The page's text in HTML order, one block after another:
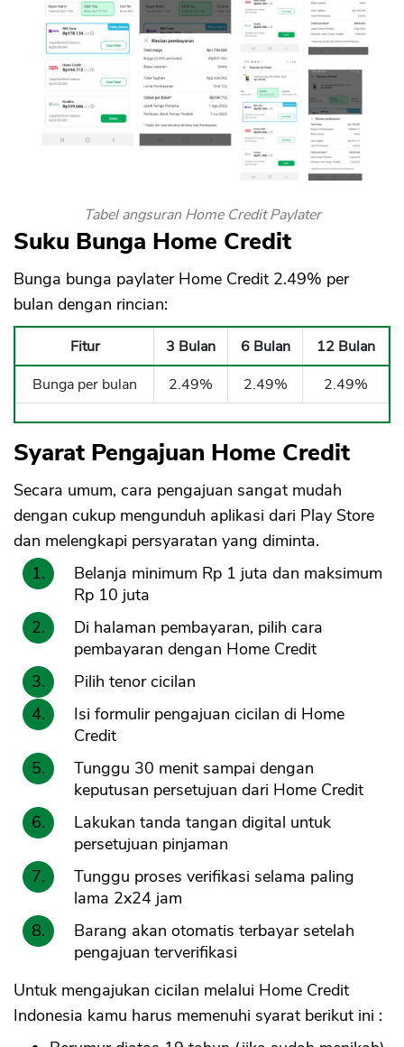
Tabel angsuran Home Credit Paylater
Suku Bunga Home Credit
Bunga bunga paylater Home Credit 2.49% per
bulan dengan rincian:
Fitur 3 Bulan 6 Bulan
12 Bulan
Bunga per bulan
2.49% 2.49% 2.49%
Syarat Pengajuan Home Credit
Secara umum, cara pengajuan sangat mudah
dengan cukup mengunduh aplikasi dari Play Store
dan melengkapi persyaratan yang diminta.
Belanja minimum Rp 1 juta dan maksimum
Rp 10 juta
Di halaman pembayaran, pilih cara
pembayaran dengan Home Credit
Pilih tenor cicilan
Isi formulir pengajuan cicilan di Home
Credit
Tunggu 30 menit sampai dengan
keputusan persetujuan dari Home Credit
Lakukan tanda tangan digital untuk
persetujuan pinjaman
Tunggu proses verifikasi selama paling
lama 2x24 jam
Barang akan otomatis terbayar setelah
pengajuan terverifikasi
Untuk mengajukan cicilan melalui Home Credit
Indonesia kamu harus memenuhi syarat berikut ini :